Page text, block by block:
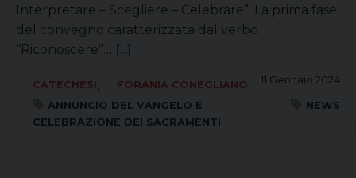
Interpretare – Scegliere – Celebrare”. La prima fase
del convegno caratterizzata dal verbo
“Riconoscere”… [...]
11 Gennaio 2024
CATECHESI,
FORANIA CONEGLIANO
ANNUNCIO DEL VANGELO E
CELEBRAZIONE DEI SACRAMENTI
NEWS